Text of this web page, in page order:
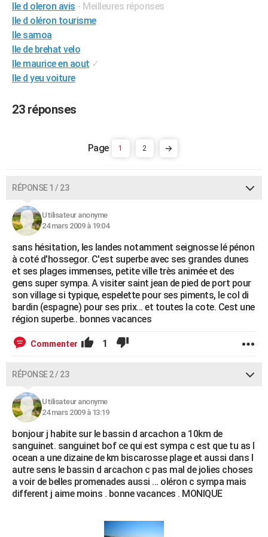
PHOTO
GUIDES D'ACHAT
BONS PLANS
Carte de Noël
Carte Bonne année
Carte Saint-Valentin
Carte Pâques
Carte d'anniversaire
DICTIONNAIRE
S'inscrire
Se connecter
Lycées
Collèges
Primaires
Universités
Entreprises
Service militaire
Avis de recherche
AVIS DE DÉCÈS
FORUM
Bricolage
Lifestyle
Culture
Sport
Auto
Television
Voyage
Cinema
Ile d oleron avis - Meilleures réponses
Ile d oléron tourisme
Ile samoa
Ile de brehat velo
Ile maurice en aout ✓
Ile d yeu voiture
23 réponses
1 2
RÉPONSE 1 / 23
Utilisateur anonyme
24 mars 2009 à 19:04
sans hésitation, les landes notamment seignosse lé pénon
à coté d'hossegor. C'est superbe avec ses grandes dunes
et ses plages immenses, petite ville très animée et des
gens super sympa. A visiter saint jean de pied de port pour
son village si typique, espelette pour ses piments, le col di
bardin (espagne) pour ses prix... et toutes la cote. Cest une
région superbe.. bonnes vacances
Commenter 1
RÉPONSE 2 / 23
Utilisateur anonyme
24 mars 2009 à 13:19
bonjour j habite sur le bassin d arcachon a 10km de
sanguinet. sanguinet bof ce qui est sympa c est que tu as l
ocean a une dizaine de km biscarosse plage et aussi dans l
autre sens le bassin d arcachon c pas mal de jolies choses
a voir de belles promenades aussi ... oléron c sympa mais
different j aime moins . bonne vacances . MONIQUE